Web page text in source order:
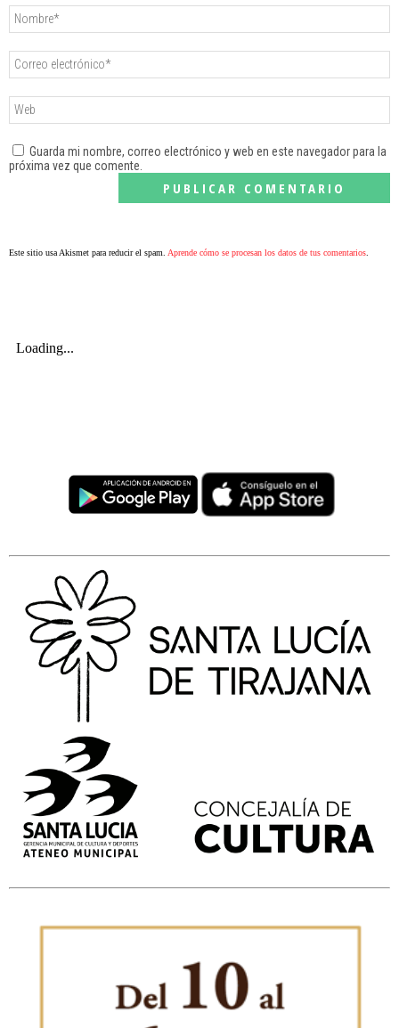
Guarda mi nombre, correo electrónico y web en este navegador para la
próxima vez que comente.
Este sitio usa Akismet para reducir el spam. Aprende cómo se procesan los datos de tus comentarios